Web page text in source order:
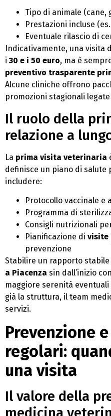
Tipo di animale (cane,
Prestazioni incluse
Eventuale rilascio di
Indicativamente, una visita
i 30 e i 50 euro, ma è
preventivo trasparente
Alcune cliniche offrono
promozioni stagionali
Il ruolo della
relazione a
La prima visita veterinaria
definisce un piano di salute
includere:
Protocollo vaccinale e
Programma di
Consigli nutrizionali
Pianificazione di visite
prevenzione
Stabilire un rapporto stabile
a Piacenza sin dall’inizio
maggiore serenità
già la struttura, il team
servizi.
Prevenzione
regolari:
una visita
Il valore della
medicina